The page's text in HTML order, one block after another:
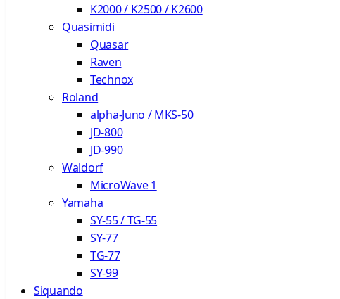
K2000 / K2500 / K2600
Quasimidi
Quasar
Raven
Technox
Roland
alpha-Juno / MKS-50
JD-800
JD-990
Waldorf
MicroWave 1
Yamaha
SY-55 / TG-55
SY-77
TG-77
SY-99
Siquando